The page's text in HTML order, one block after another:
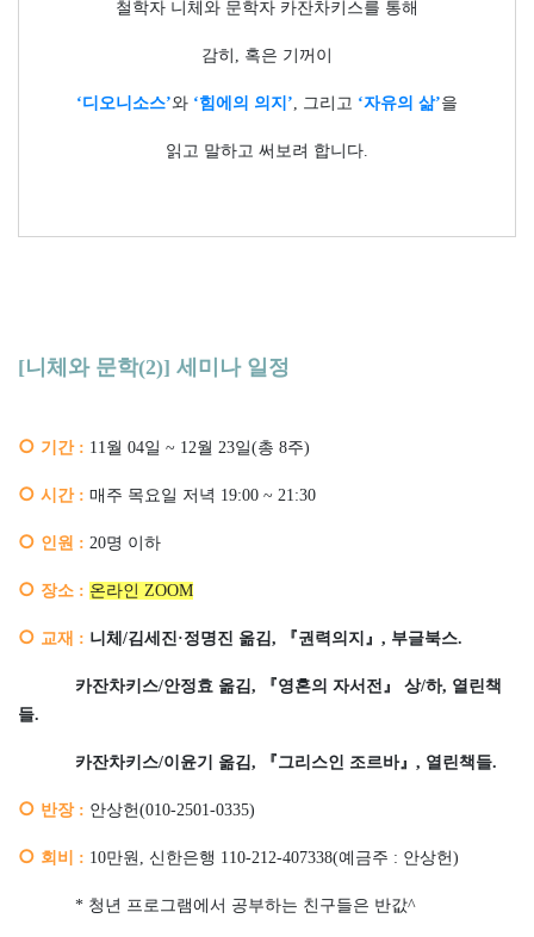
철학자 니체와 문학자 카잔차키스를 통해
감히 , 혹은 기꺼이
‘디오니소스’와 ‘힘에의 의지 ’, 그리고 ‘자유의 삶’을
읽고 말하고 써보려 합니다.
[니체와 문학(2)] 세미나 일정
○ 기간 : 11월 04일 ~ 12월 23일(총 8주)
○ 시간 : 매주 목요일 저녁 19:00 ~ 21:30
○ 인원 : 20명 이하
○ 장소 : 온라인 ZOOM
○ 교재 : 니체 /김세진·정명진 옮김, 『권력의지 』 , 부글북스.
카잔차키스/안정효 옮김, 『영혼의 자서전』 상/하, 열린책
들.
카잔차키스/이윤기 옮김, 『그리스인 조르바』 , 열린책들.
○ 반장 : 안상헌(010-2501-0335)
○ 회비 : 10만원 , 신한은행 110-212-407338(예금주 : 안상헌)
* 청년 프로그램에서 공부하는 친구들은 반값^